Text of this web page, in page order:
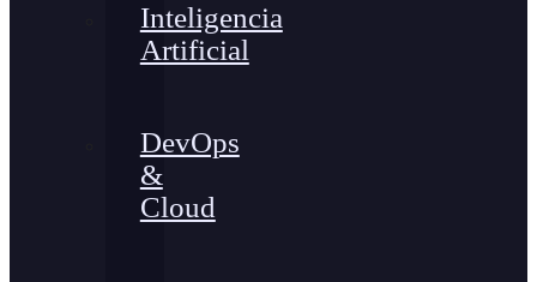
Inteligencia
Artificial
DevOps
&
Cloud